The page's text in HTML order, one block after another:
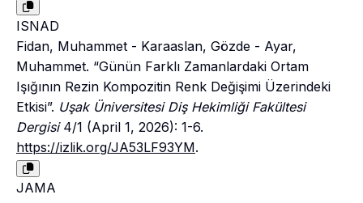
ISNAD
Fidan, Muhammet - Karaaslan, Gözde - Ayar,
Muhammet. “Günün Farklı Zamanlardaki Ortam
Işığının Rezin Kompozitin Renk Değişimi Üzerindeki
Etkisi”. Uşak Üniversitesi Diş Hekimliği Fakültesi
Dergisi4/1 (April 1, 2026): 1-6.
https://izlik.org/JA53LF93YM.
JAMA